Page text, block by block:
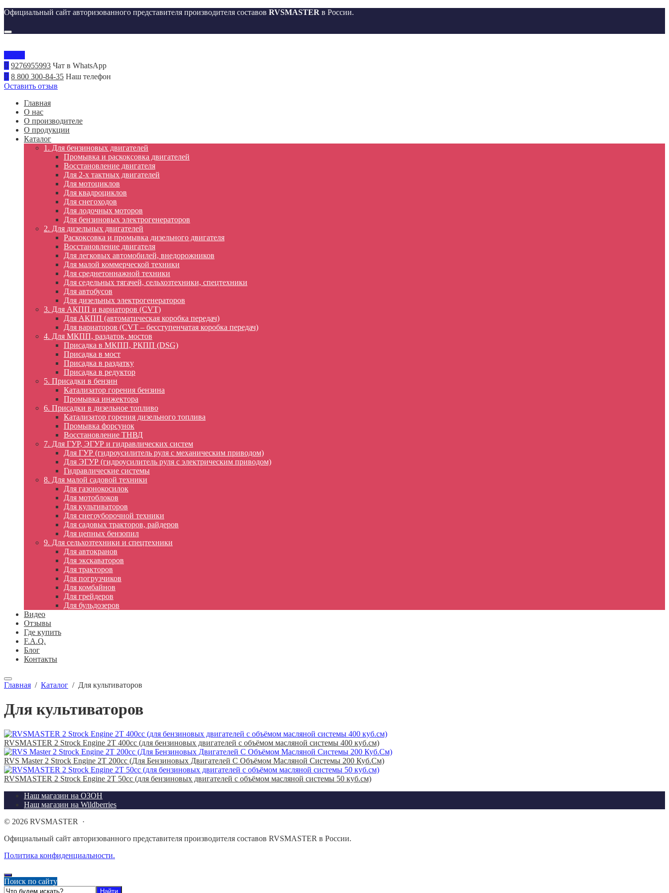
Официальный сайт авторизованного представителя производителя составов RVSMASTER в России.
9276955993 Чат в WhatsApp
8 800 300-84-35 Наш телефон
Оставить отзыв
Главная
О нас
О производителе
О продукции
Каталог
1. Для бензиновых двигателей
Промывка и раскоксовка двигателей
Восстановление двигателя
Для 2-х тактных двигателей
Для мотоциклов
Для квадроциклов
Для снегоходов
Для лодочных моторов
Для бензиновых электрогенераторов
2. Для дизельных двигателей
Раскоксовка и промывка дизельного двигателя
Восстановление двигателя
Для легковых автомобилей, внедорожников
Для малой коммерческой техники
Для среднетоннажной техники
Для седельных тягачей, сельхозтехники, спецтехники
Для автобусов
Для дизельных электрогенераторов
3. Для АКПП и вариаторов (CVT)
Для АКПП (автоматическая коробка передач)
Для вариаторов (CVT – бесступенчатая коробка передач)
4. Для МКПП, раздаток, мостов
Присадка в МКПП, РКПП (DSG)
Присадка в мост
Присадка в раздатку
Присадка в редуктор
5. Присадки в бензин
Катализатор горения бензина
Промывка инжектора
6. Присадки в дизельное топливо
Катализатор горения дизельного топлива
Промывка форсунок
Восстановление ТНВД
7. Для ГУР, ЭГУР и гидравлических систем
Для ГУР (гидроусилитель руля с механическим приводом)
Для ЭГУР (гидроусилитель руля с электрическим приводом)
Гидравлические системы
8. Для малой садовой техники
Для газонокосилок
Для мотоблоков
Для культиваторов
Для снегоуборочной техники
Для садовых тракторов, райдеров
Для цепных бензопил
9. Для сельхозтехники и спецтехники
Для автокранов
Для экскаваторов
Для тракторов
Для погрузчиков
Для комбайнов
Для грейдеров
Для бульдозеров
Видео
Отзывы
Где купить
F.A.Q.
Блог
Контакты
Главная / Каталог / Для культиваторов
Для культиваторов
RVSMASTER 2 Strock Engine 2T 400cc (для бензиновых двигателей с объёмом масляной системы 400 куб.см)
RVS Master 2 Strock Engine 2T 200cc (Для Бензиновых Двигателей С Объёмом Масляной Системы 200 Куб.См)
RVSMASTER 2 Strock Engine 2T 50cc (для бензиновых двигателей с объёмом масляной системы 50 куб.см)
Наш магазин на ОЗОН
Наш магазин на Wildberries
© 2026 RVSMASTER
·
Официальный сайт авторизованного представителя производителя составов RVSMASTER в России.
Политика конфиденциальности.
Поиск по сайту